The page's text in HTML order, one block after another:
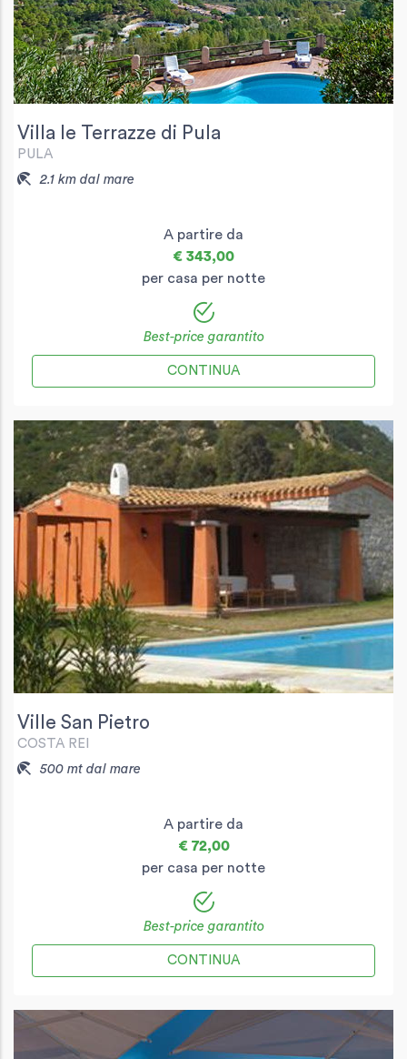
Villa le Terrazze di Pula
PULA
2.1 km dal mare
A partire da
€ 343,00
per casa per notte
Best-price garantito
CONTINUA
Ville San Pietro
COSTA REI
500 mt dal mare
A partire da
€ 72,00
per casa per notte
Best-price garantito
CONTINUA